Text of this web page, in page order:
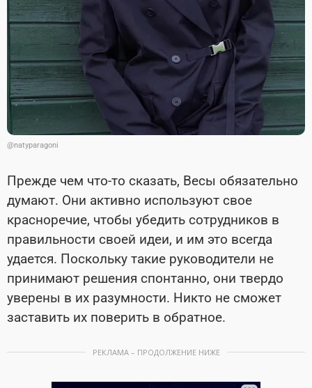
@natyparagoni
Прежде чем что-то сказать, Весы обязательно
думают. Они активно используют свое
красноречие, чтобы убедить сотрудников в
правильности своей идеи, и им это всегда
удается. Поскольку такие руководители не
принимают решения спонтанно, они твердо
уверены в их разумности. Никто не сможет
заставить их поверить в обратное.
РЕКЛАМА – ПРОДОЛЖЕНИЕ НИЖЕ